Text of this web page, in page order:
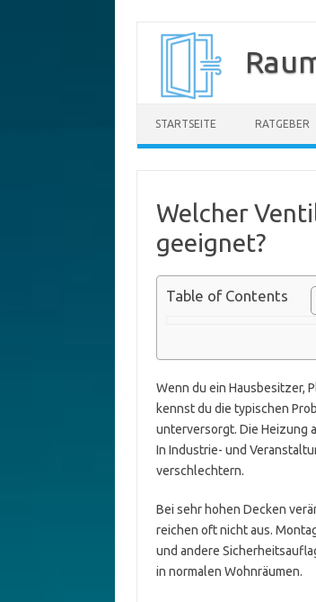
Inhalt
STARTSEITE RATGEBER
Welcher
geeignet?
Table of Contents
Wenn du ein Hausbesitzer,
kennst du die typischen
unterversorgt. Die Heizung
In Industrie- und
verschlechtern.
Bei sehr hohen Decken
reichen oft nicht aus.
und andere
in normalen Wohnräumen.